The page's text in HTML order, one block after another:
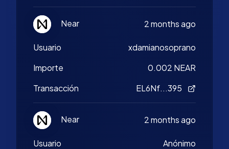
Near 2 months ago
Usuario
xdamianosoprano
Importe
0.002 NEAR
Transacción
EL6Nf...395
Near 2 months ago
Usuario
Anónimo